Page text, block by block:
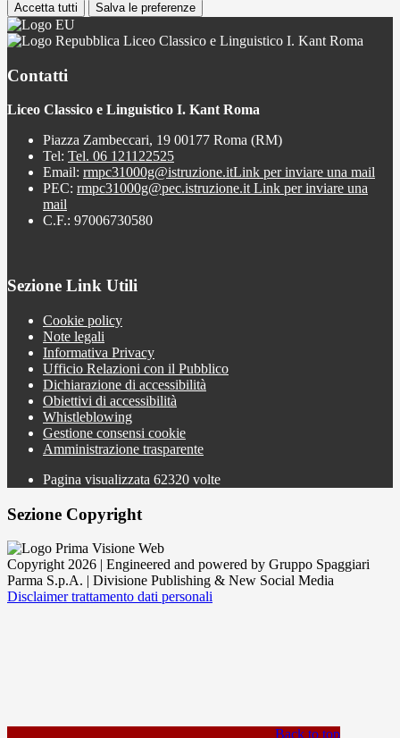
Accetta tutti Salva le preferenze
Liceo Classico e Linguistico I. Kant Roma
Contatti
Liceo Classico e Linguistico I. Kant Roma
Piazza Zambeccari, 19 00177 Roma (RM)
Tel: Tel. 06 121122525
Email: rmpc31000g@istruzione.itLink per inviare una mail
PEC: rmpc31000g@pec.istruzione.it Link per inviare una
mail
C.F.: 97006730580
Sezione Link Utili
Cookie policy
Note legali
Informativa Privacy
Ufficio Relazioni con il Pubblico
Dichiarazione di accessibilità
Obiettivi di accessibilità
Whistleblowing
Gestione consensi cookie
Amministrazione trasparente
Pagina visualizzata 62320 volte
Sezione Copyright
Copyright 2026 | Engineered and powered by Gruppo Spaggiari
Parma S.p.A. | Divisione Publishing & New Social Media
Disclaimer trattamento dati personali
Back to top